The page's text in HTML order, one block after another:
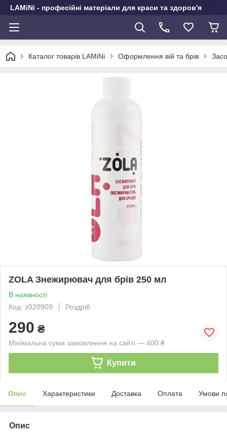
LAMiNi - професійні матеріали для краси та здоров'я
Каталог товарів LAMiNi Оформлення вій та брів
ZOLA Знежирювач для брів 250 мл
В наявності
Код: z020909
Роздріб
290 ₴
Мінімальна сума замовлення на сайті — 400 ₴
Купити
Опис Характеристики Доставка Оплата Умови
Опис